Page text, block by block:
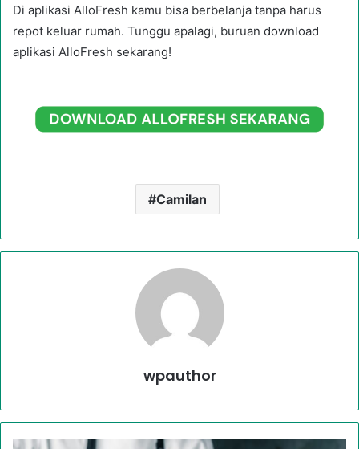
Di aplikasi AlloFresh kamu bisa berbelanja tanpa harus
repot keluar rumah. Tunggu apalagi, buruan download
aplikasi AlloFresh sekarang!
Camilan
wpauthor